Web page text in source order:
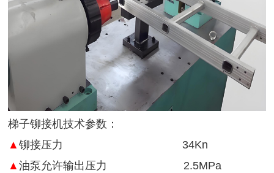
梯子铆接机技术参数：
▲铆接压力 34Kn
▲油泵允许输出压力 2.5MPa